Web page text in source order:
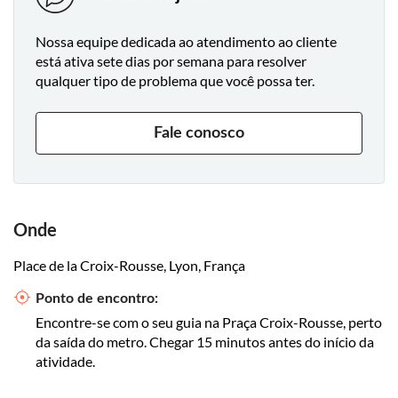
Nossa equipe dedicada ao atendimento ao cliente
está ativa sete dias por semana para resolver
qualquer tipo de problema que você possa ter.
Fale conosco
Onde
Place de la Croix-Rousse, Lyon, França
Ponto de encontro:
Encontre-se com o seu guia na Praça Croix-Rousse, perto
da saída do metro. Chegar 15 minutos antes do início da
atividade.